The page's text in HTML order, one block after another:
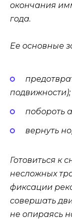
окончания
года.
Ее основные
подвижности);
побороть
вернуть
Готовиться к
несложных
фиксации
совершать
не опираясь